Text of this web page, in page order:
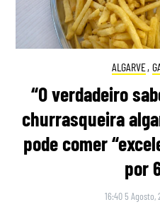
ALGARVE,
“O verdadeiro
churrasqueira
pode comer
por
16:40 5 Agosto,